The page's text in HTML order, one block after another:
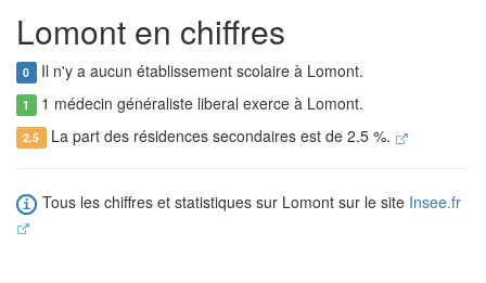
Lomont en chiffres
0 Il n'y a aucun établissement scolaire à Lomont.
1 1 médecin généraliste liberal exerce à Lomont.
2.5 La part des résidences secondaires est de 2.5 %.
Tous les chiffres et statistiques sur Lomont sur le site Insee.fr